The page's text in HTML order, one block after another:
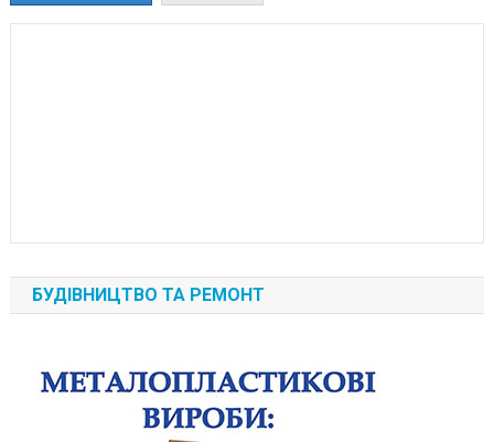
БУДІВНИЦТВО ТА РЕМОНТ